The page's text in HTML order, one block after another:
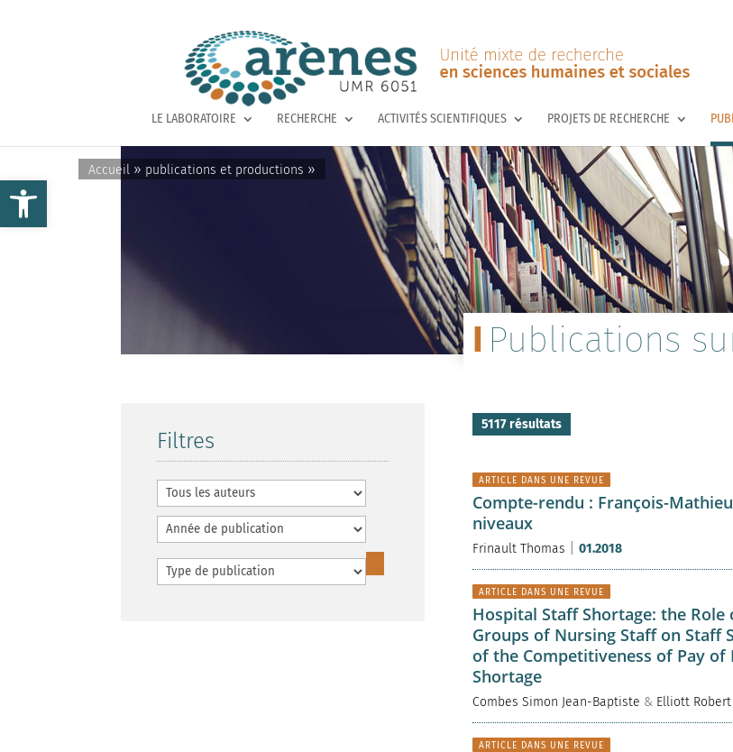
Ouvrir la barre d’outils
LE LABORATOIRE RECHERCHE ACTIVITÉS SCIENTIFIQUES PROJETS DE RECHERCHE
Accueil » publications et productions »
Filtres
Publications
5117 résultats
ARTICLE DANS UNE REVUE
Compte-rendu : François-
niveaux
Frinault Thomas 01.2018
ARTICLE DANS UNE REVUE
Hospital Staff Shortage: the
Groups of Nursing Staff on Staff
of the Competitiveness of Pay
Shortage
Combes Simon Jean-Baptiste & Elliott
ARTICLE DANS UNE REVUE